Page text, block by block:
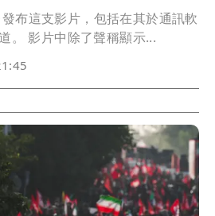
布這支影片，包括在其於通訊軟
開設的頻道。 影片中除了聲稱顯示...